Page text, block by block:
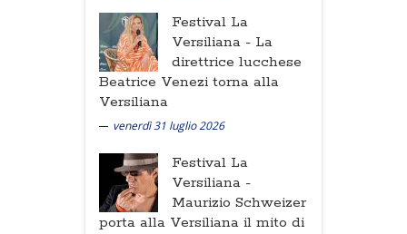
Festival La
Versiliana - La
direttrice lucchese
Beatrice Venezi torna alla
Versiliana
venerdì 31 luglio 2026
Festival La
Versiliana -
Maurizio Schweizer
porta alla Versiliana il mito di